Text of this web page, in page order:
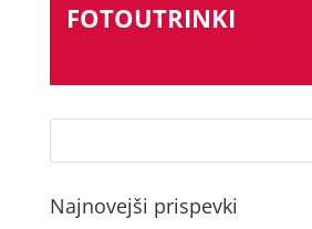
FOTOUTRINKI
Najnovejši prispevki